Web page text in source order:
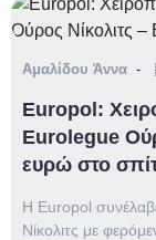
Αμαλίδου Άννα
Europol:
Eurolegue
ευρώ στο
H Europol
Νίκολιτς με